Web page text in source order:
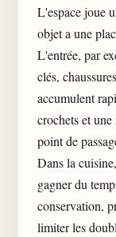
L'espace joue
objet a une
L'entrée, par
clés,
accumulent
crochets et
point de
Dans la
gagner du
conservation,
limiter les